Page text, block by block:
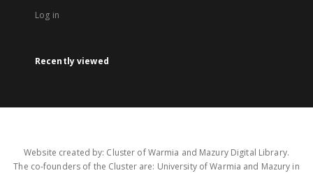
Log in
Recently viewed
Website created by: Cluster of Warmia and Mazury Digital Library.
The co-founders of the Cluster are: University of Warmia and Mazury in